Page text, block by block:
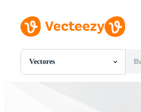
Vectores
Todas Imágenes